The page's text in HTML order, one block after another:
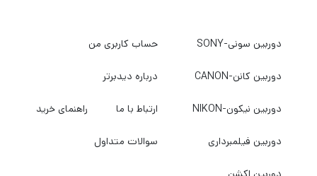
دوربین سونی-SONY
دوربین کانن-CANON
دوربین نیکون-NIKON
دوربین فیلمبرداری
حساب کاربری من
درباره دیدبرتر
ارتباط با ما راهنمای خرید
سوالات متداول